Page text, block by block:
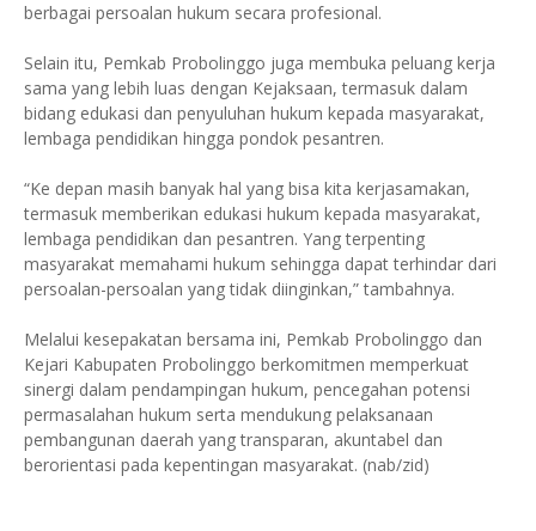
berbagai persoalan hukum secara profesional.
Selain itu, Pemkab Probolinggo juga membuka peluang kerja
sama yang lebih luas dengan Kejaksaan, termasuk dalam
bidang edukasi dan penyuluhan hukum kepada masyarakat,
lembaga pendidikan hingga pondok pesantren.
“Ke depan masih banyak hal yang bisa kita kerjasamakan,
termasuk memberikan edukasi hukum kepada masyarakat,
lembaga pendidikan dan pesantren. Yang terpenting
masyarakat memahami hukum sehingga dapat terhindar dari
persoalan-persoalan yang tidak diinginkan,” tambahnya.
Melalui kesepakatan bersama ini, Pemkab Probolinggo dan
Kejari Kabupaten Probolinggo berkomitmen memperkuat
sinergi dalam pendampingan hukum, pencegahan potensi
permasalahan hukum serta mendukung pelaksanaan
pembangunan daerah yang transparan, akuntabel dan
berorientasi pada kepentingan masyarakat. (nab/zid)